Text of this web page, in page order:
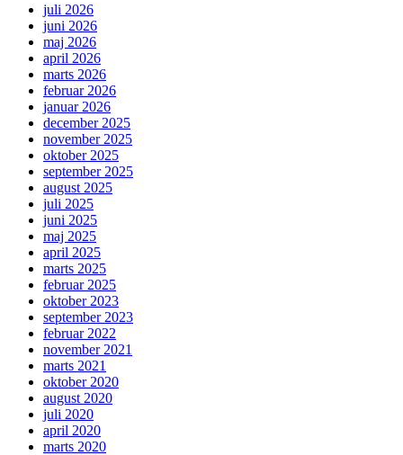
juli 2026
juni 2026
maj 2026
april 2026
marts 2026
februar 2026
januar 2026
december 2025
november 2025
oktober 2025
september 2025
august 2025
juli 2025
juni 2025
maj 2025
april 2025
marts 2025
februar 2025
oktober 2023
september 2023
februar 2022
november 2021
marts 2021
oktober 2020
august 2020
juli 2020
april 2020
marts 2020